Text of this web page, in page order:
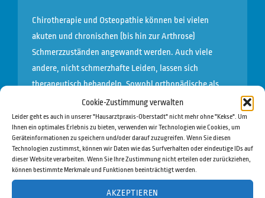
Cookie-Zustimmung verwalten
Leider geht es auch in unserer "Hausarztpraxis-Oberstadt" nicht mehr ohne "Kekse". Um
Ihnen ein optimales Erlebnis zu bieten, verwenden wir Technologien wie Cookies, um
Geräteinformationen zu speichern und/oder darauf zuzugreifen. Wenn Sie diesen
Technologien zustimmst, können wir Daten wie das Surfverhalten oder eindeutige IDs auf
dieser Website verarbeiten. Wenn Sie Ihre Zustimmung nicht erteilen oder zurückziehen,
können bestimmte Merkmale und Funktionen beeinträchtigt werden.
AKZEPTIEREN
Chirotherapie und Osteopathie können bei vielen
akuten und chronischen (bis hin zur Arthrose)
Schmerzzuständen angewandt werden. Auch viele
andere, nicht schmerzhafte Leiden, lassen sich
therapeutisch behandeln. Sowohl orthopädische als
auch neurologische Leiden können durch rechtzeitige
Korrektur verhindert – chirurgische Eingriffe dadurch
oftmals vermieden werden.
Hauptanwendungsgebiete